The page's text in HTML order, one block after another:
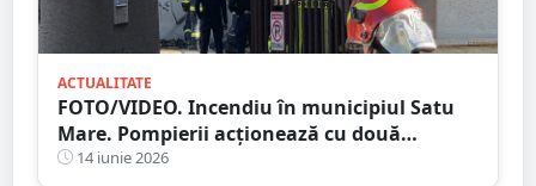
ACTUALITATE
FOTO/VIDEO. Incendiu în municipiul Satu
Mare. Pompierii acționează cu două
autospeciale
14 iunie 2026